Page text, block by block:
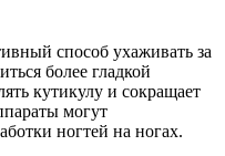
способ ухаживать за
более гладкой
кутикулу и сокращает
могут
ногтей на ногах.